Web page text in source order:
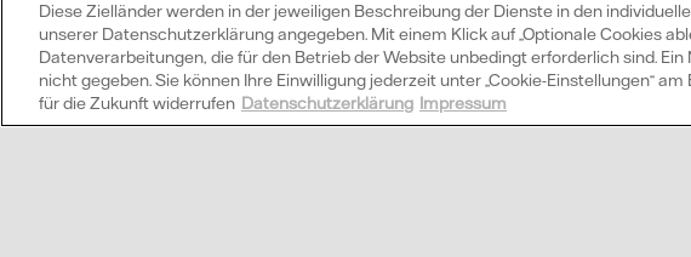
Welche Vorteile hat eine Vattenfall
Diese Zielländer werden in der jeweiligen Beschreibung der Dienste in den
unserer Datenschutzerklärung angegeben. Mit einem Klick auf „Optionale Cookies
Datenverarbeitungen, die für den Betrieb der Website unbedingt erforderlich sind.
nicht gegeben. Sie können Ihre Einwilligung jederzeit unter „Cookie-Einstellungen“
für die Zukunft widerrufen Datenschutzerklärung Impressum